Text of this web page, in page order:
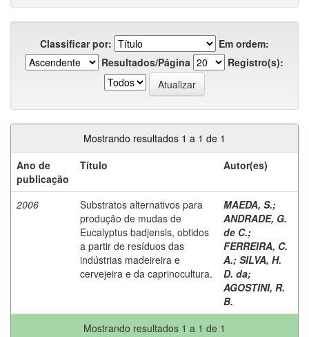
Classificar por:
Em ordem:
Resultados/Página
Registro(s):
Mostrando resultados 1 a 1 de 1
Ano de
publicação
Título Autor(es)
2006
Substratos alternativos para
produção de mudas de
Eucalyptus badjensis, obtidos
a partir de resíduos das
indústrias madeireira e
cervejeira e da caprinocultura.
MAEDA, S.;
ANDRADE, G.
de C.;
FERREIRA, C.
A.; SILVA, H.
D. da;
AGOSTINI, R.
B.
Mostrando resultados 1 a 1 de 1